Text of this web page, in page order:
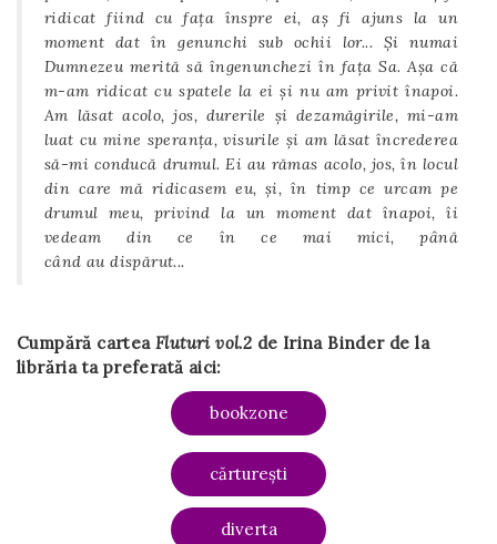
ridicat fiind cu fața înspre ei, aș fi ajuns la un
moment dat în genunchi sub ochii lor... Și numai
Dumnezeu merită să îngenunchezi în fața Sa. Așa că
m-am ridicat cu spatele la ei și nu am privit înapoi.
Am lăsat acolo, jos, durerile și dezamăgirile, mi-am
luat cu mine speranța, visurile și am lăsat încrederea
să-mi conducă drumul. Ei au rămas acolo, jos, în locul
din care mă ridicasem eu, și, în timp ce urcam pe
drumul meu, privind la un moment dat înapoi, îi
vedeam din ce în ce mai mici, până
când au dispărut...
Cumpără cartea Fluturi vol.2 de Irina Binder de la
librăria ta preferată aici:
bookzone
cărturești
diverta